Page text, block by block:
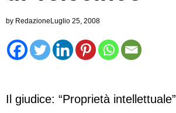
by Redazione Luglio 25, 2008
Il giudice: “Proprietà intellettuale”